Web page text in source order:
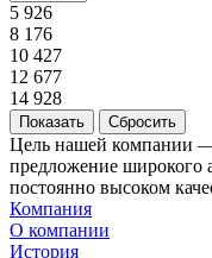
5 926
8 176
10 427
12 677
14 928
Сбросить
Цель нашей компании
предложение широкого
постоянно высоком
Компания
О компании
История